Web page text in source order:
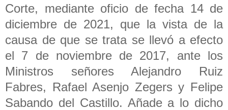
Corte, mediante oficio de fecha 14 de
diciembre de 2021, que la vista de la
causa de que se trata se llevó a efecto
el 7 de noviembre de 2017, ante los
Ministros señores Alejandro Ruiz
Fabres, Rafael Asenjo Zegers y Felipe
Sabando del Castillo. Añade a lo dicho